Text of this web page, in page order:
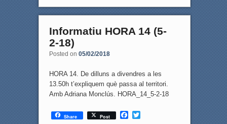
Informatiu HORA 14 (5-
2-18)
Posted on 05/02/2018
HORA 14. De dilluns a divendres a les
13.50h t’expliquem què passa al territori.
Amb Adriana Monclús. HORA_14_5-2-18
Share Post
F
T